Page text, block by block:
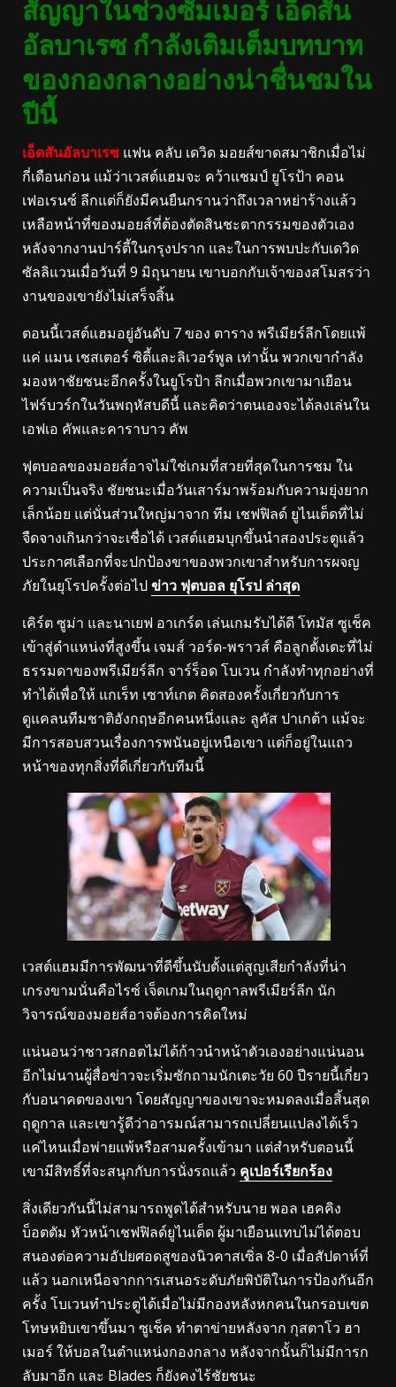
สัญญาในช่วงซัมเมอร์ เอ็ดสัน
อัลบาเรซ กำลังเติมเต็มบทบาท
ของกองกลางอย่างน่าชื่นชมใน
ปีนี้
เอ็ดสันอัลบาเรซ แฟน คลับ เดวิด มอยส์ขาดสมาชิกเมื่อไม่
กี่เดือนก่อน แม้ว่าเวสต์แฮมจะ คว้าแชมป์ ยูโรป้า คอน
เฟอเรนซ์ ลีกแต่ก็ยังมีคนยืนกรานว่าถึงเวลาหย่าร้างแล้ว
เหลือหน้าที่ของมอยส์ที่ต้องตัดสินชะตากรรมของตัวเอง
หลังจากงานปาร์ตี้ในกรุงปราก และในการพบปะกับเดวิด
ซัลลิแวนเมื่อวันที่ 9 มิถุนายน เขาบอกกับเจ้าของสโมสรว่า
งานของเขายังไม่เสร็จสิ้น
ตอนนี้เวสต์แฮมอยู่อันดับ 7 ของ ตาราง พรีเมียร์ลีกโดยแพ้
แค่ แมน เชสเตอร์ ซิตี้และลิเวอร์พูล เท่านั้น พวกเขากำลัง
มองหาชัยชนะอีกครั้งในยูโรป้า ลีกเมื่อพวกเขามาเยือน
ไฟร์บวร์กในวันพฤหัสบดีนี้ และคิดว่าตนเองจะได้ลงเล่นใน
เอฟเอ คัพและคาราบาว คัพ
ฟุตบอลของมอยส์อาจไม่ใช่เกมที่สวยที่สุดในการชม ใน
ความเป็นจริง ชัยชนะเมื่อวันเสาร์มาพร้อมกับความยุ่งยาก
เล็กน้อย แต่นั่นส่วนใหญ่มาจาก ทีม เชฟฟิลด์ ยูไนเต็ดที่ไม่
จืดจางเกินกว่าจะเชื่อได้ เวสต์แฮมบุกขึ้นนำสองประตูแล้ว
ประกาศเลือกที่จะปกป้องขาของพวกเขาสำหรับการผจญ
ภัยในยุโรปครั้งต่อไปข่าว ฟุตบอล ยุโรป ล่าสุด
เคิร์ต ซูม่า และนาเยฟ อาเกร์ด เล่นเกมรับได้ดี โทมัส ซูเช็ค
เข้าสู่ตำแหน่งที่สูงขึ้น เจมส์ วอร์ด-พราวส์ คือลูกตั้งเตะที่ไม่
ธรรมดาของพรีเมียร์ลีก จาร์ร็อด โบเวน กำลังทำทุกอย่างที่
ทำได้เพื่อให้ แกเร็ท เซาท์เกต คิดสองครั้งเกี่ยวกับการ
ดูแคลนทีมชาติอังกฤษอีกคนหนึ่งและ ลูคัส ปาเกต้า แม้จะ
มีการสอบสวนเรื่องการพนันอยู่เหนือเขา แต่ก็อยู่ในแถว
หน้าของทุกสิ่งที่ดีเกี่ยวกับทีมนี้
เวสต์แฮมมีการพัฒนาที่ดีขึ้นนับตั้งแต่สูญเสียกำลังที่น่า
เกรงขามนั่นคือไรซ์ เจ็ดเกมในฤดูกาลพรีเมียร์ลีก นัก
วิจารณ์ของมอยส์อาจต้องการคิดใหม่
แน่นอนว่าชาวสกอตไม่ได้ก้าวนำหน้าตัวเองอย่างแน่นอน
อีกไม่นานผู้สื่อข่าวจะเริ่มซักถามนักเตะวัย 60 ปีรายนี้เกี่ยว
กับอนาคตของเขา โดยสัญญาของเขาจะหมดลงเมื่อสิ้นสุด
ฤดูกาล และเขารู้ดีว่าอารมณ์สามารถเปลี่ยนแปลงได้เร็ว
แค่ไหนเมื่อพ่ายแพ้หรือสามครั้งเข้ามา แต่สำหรับตอนนี้
เขามีสิทธิ์ที่จะสนุกกับการนั่งรถแล้ว คูเปอร์เรียกร้อง
สิ่งเดียวกันนี้ไม่สามารถพูดได้สำหรับนาย พอล เฮคคิง
บ็อตตัม หัวหน้าเชฟฟิลด์ยูไนเต็ด ผู้มาเยือนแทบไม่ได้ตอบ
สนองต่อความอัปยศอดสูของนิวคาสเซิ่ล 8-0 เมื่อสัปดาห์ที่
แล้ว นอกเหนือจากการเสนอระดับภัยพิบัติในการป้องกันอีก
ครั้ง โบเวนทำประตูได้เมื่อไม่มีกองหลังหกคนในกรอบเขต
โทษหยิบเขาขึ้นมา ซูเช็ค ทำตาข่ายหลังจาก กุสตาโว ฮา
เมอร์ ให้บอลในตำแหน่งกองกลาง หลังจากนั้นก็ไม่มีการก
ลับมาอีก และ Blades ก็ยังคงไร้ชัยชนะ